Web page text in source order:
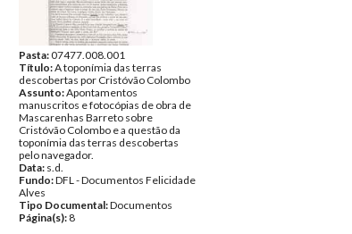
Pasta:07477.008.001
Título:A toponímia das terras
descobertas por Cristóvão Colombo
Assunto:Apontamentos
manuscritos e fotocópias de obra de
Mascarenhas Barreto sobre
Cristóvão Colombo e a questão da
toponímia das terras descobertas
pelo navegador.
Data: s.d.
Fundo:DFL - Documentos Felicidade
Alves
Tipo Documental:Documentos
Página(s): 8